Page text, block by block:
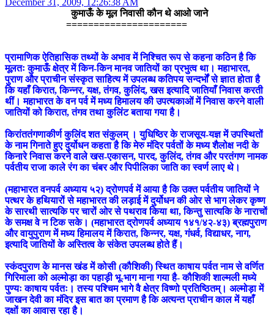
December 31, 2009, 12:26:38 AM
कुमाऊँ के मूल निवासी कौन थे आओ जाने
======================
प्रामाणिक ऐतिहासिक तथ्यों के अभाव में निश्चित रूप से कहना कठिन है कि
मूलतः कुमाऊँ क्षेत्र में किन-किन मानव जातियों का प्रभुत्व था। महाभारत,
पुराण और प्राचीन संस्कृत साहित्य में उपलब्ध कतिपय सन्दर्भों से ज्ञात होता है
कि यहाँ किरात, किन्नर, यक्ष, तंगव, कुलिंद, खस इत्यादि जातियाँ निवास करती
थीं। महाभारत के वन पर्व में मध्य हिमालय की उपत्यकाओं में निवास करने वाली
जातियों को किरात, तंगव तथा कुलिंट बताया गया है।
किरांततंगणाकीर्ण कुलिंद शत संकुलम्‌ । युधिष्ठिर के राजसूय-यज्ञ में उपस्थितों
के नाम गिनाते हुए दुर्योधन कहता है कि मेरु मंदिर पर्वतों के मध्य शैलोक्ष नदी के
किनारे निवास करने वाले खस-एकासन, पारद, कुलिंद, तंगव और परतंगण नामक
पर्वतीय राजा काले रंग का चंबर और पिपीलिका जाति का स्वर्ण लाए थे।
(महाभारत वनपर्व अध्याय ५२) द्रोणपर्व में आया है कि उक्त पर्वतीय जातियों ने
पत्थर के हथियारों से महाभारत की लड़ाई में दुर्योधन की ओर से भाग लेकर कृष्ण
के सारथी सात्यकि पर चारों ओर से पथराव किया था, किन्तु सात्यकि के नाराचों
के समक्ष वे न टिक सके। (महाभारत द्रोणपर्व अध्याय १४१/४२-४३) ब्रह्मपुराण
और वायुपुराण में मध्य हिमालय में किरात, किन्नर, यक्ष, गंधर्व, विद्याधर, नाग,
इत्यादि जातियों के अस्तित्व के संकेत उपलब्ध होते हैं।
स्कंदपुराण के मानस खंड में कोसी (कौशिकी) स्थित काषाय पर्वत नाम से वर्णित
गिरिमाला को अल्मोड़ा का पहाड़ी भू-भाग माना गया है- कौशिकी शाल्मली मध्ये
पुण्यः काषाय पर्वतः। तस्य पश्चिम भागे वै क्षेत्र विष्णो प्रतिष्ठितम्‌। अल्मोड़ा में
जाखन देवी का मंदिर इस बात का प्रमाण है कि अत्यन्त प्राचीन काल में यहाँ
दक्षों का आवास रहा है।